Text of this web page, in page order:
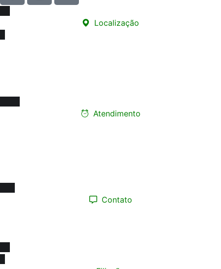
Localização
Atendimento
Contato